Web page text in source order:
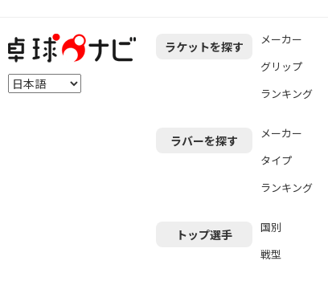
ラケットを探す メーカー
グリップ
ランキング
ラバーを探す メーカー
タイプ
ランキング
トップ選手 国別
戦型